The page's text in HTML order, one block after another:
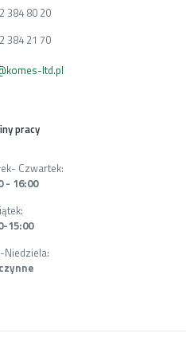
384 80 20
384 21 70
ltd.pl
pracy
Czwartek:
- 16:00
15:00
Niedziela: